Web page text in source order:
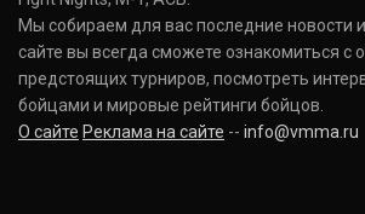
Мы собираем для вас последние
сайте вы всегда сможете ознакомиться с
предстоящих турниров, посмотреть
бойцами и мировые рейтинги бойцов.
О сайте Реклама на сайте -- info@vmma.ru